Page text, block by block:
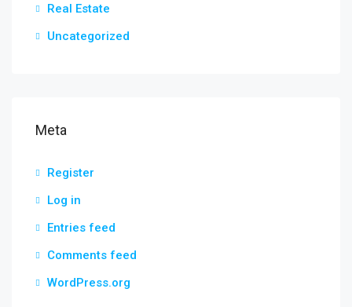
Real Estate
Uncategorized
Meta
Register
Log in
Entries feed
Comments feed
WordPress.org